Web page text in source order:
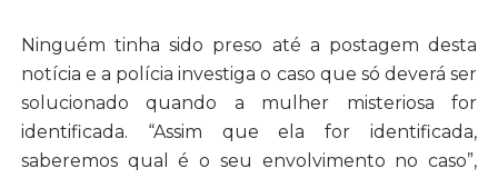
Ninguém tinha sido preso até a postagem desta
notícia e a polícia investiga o caso que só deverá ser
solucionado quando a mulher misteriosa for
identificada. “Assim que ela for identificada,
saberemos qual é o seu envolvimento no caso”,